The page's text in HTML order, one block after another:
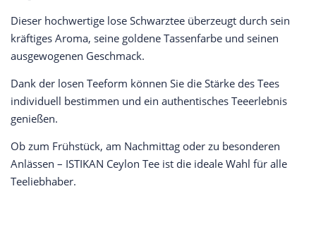
Dieser hochwertige lose Schwarztee überzeugt durch sein
kräftiges Aroma, seine goldene Tassenfarbe und seinen
ausgewogenen Geschmack.
Dank der losen Teeform können Sie die Stärke des Tees
individuell bestimmen und ein authentisches Teeerlebnis
genießen.
Ob zum Frühstück, am Nachmittag oder zu besonderen
Anlässen – ISTIKAN Ceylon Tee ist die ideale Wahl für alle
Teeliebhaber.